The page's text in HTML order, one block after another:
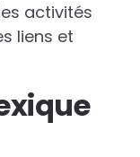
activités
liens et